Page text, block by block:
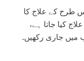
طرح کے علاج کا
10-12 دنوں کا علاج کیا جاتا ہے،